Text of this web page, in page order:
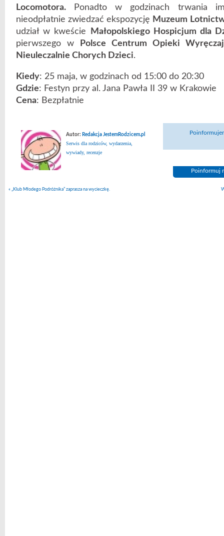
Locomotora. Ponadto w godzinach trwania
nieodpłatnie zwiedzać ekspozycję Muzeum
udział w kweście
Małopolskiego Hospicjum dla
pierwszego w
Polsce Centrum Opieki
Nieuleczalnie Chorych Dzieci.
Kiedy: 25 maja, w godzinach od 15:00 do 20:30
Gdzie: Festyn przy al. Jana Pawła II 39 w Krakowie
Cena: Bezpłatnie
Autor: Redakcja JestemRodzicem.pl
Serwis dla rodziców, wydarzenia,
wywiady, recenzje
Poinformuj
« „Klub Młodego Podróżnika” zaprasza na wycieczkę.